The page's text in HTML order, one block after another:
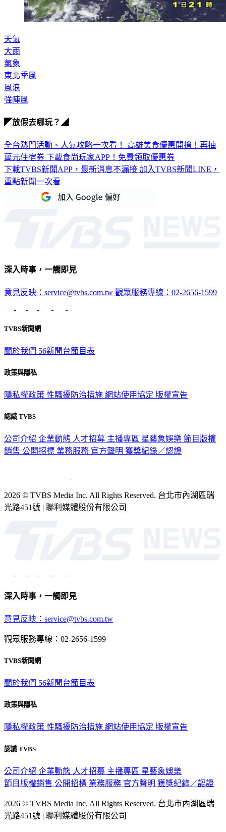
天氣
大雨
氣象
東北季風
風浪
強陣風
◤放假去哪玩？◢
全台熱門活動、人氣攻略一次看！ 高雄美食優惠開搶！再抽
萬元住宿券 下載食尚玩家APP！免費領取優惠券
下載TVBS新聞APP，最新消息不漏接 加入TVBS新聞LINE，
重點新聞一次看
深入時事，一觸即見
意見反映：service@tvbs.com.tw 觀眾服務專線：02-2656-1599
TVBS新聞網
關於我們 56新聞台節目表
政策與隱私
隱私權政策 性騷擾防治措施 網站使用協定 版權宣告
認識 TVBS
公司介紹 企業動態 人才招募 主播專區 星藝象娛樂 節目版權
銷售 公開招標 業務服務 官方聲明 獲獎紀錄／認證
2026 © TVBS Media Inc. All Rights Reserved. 台北市內湖區瑞
光路451號 | 聯利媒體股份有限公司
深入時事，一觸即見
意見反映：service@tvbs.com.tw
觀眾服務專線：02-2656-1599
TVBS新聞網
關於我們 56新聞台節目表
政策與隱私
隱私權政策 性騷擾防治措施 網站使用協定 版權宣告
認識 TVBS
公司介紹 企業動態 人才招募 主播專區 星藝象娛樂
節目版權銷售 公開招標 業務服務 官方聲明 獲獎紀錄／認證
2026 © TVBS Media Inc. All Rights Reserved. 台北市內湖區瑞
光路451號 | 聯利媒體股份有限公司